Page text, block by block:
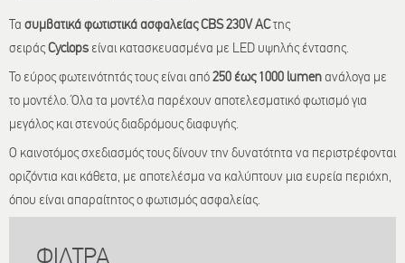
Τα συμβατικά φωτιστικά ασφαλείας CBS 230V ACτης
σειράςCyclops είναι κατασκευασμένα με LED υψηλής έντασης.
Το εύρος φωτεινότητάς τους είναι από250 έως 1000 lumenανάλογα με
το μοντέλο. Όλα τα μοντέλα παρέχουν αποτελεσματικό φωτισμό για
μεγάλος και στενούς διαδρόμους διαφυγής.
Ο καινοτόμος σχεδιασμός τους δίνουν την δυνατότητα να περιστρέφονται
οριζόντια και κάθετα, με αποτελέσμα να καλύπτουν μια ευρεία περιόχη,
όπου είναι απαραίτητος ο φωτισμός ασφαλείας.